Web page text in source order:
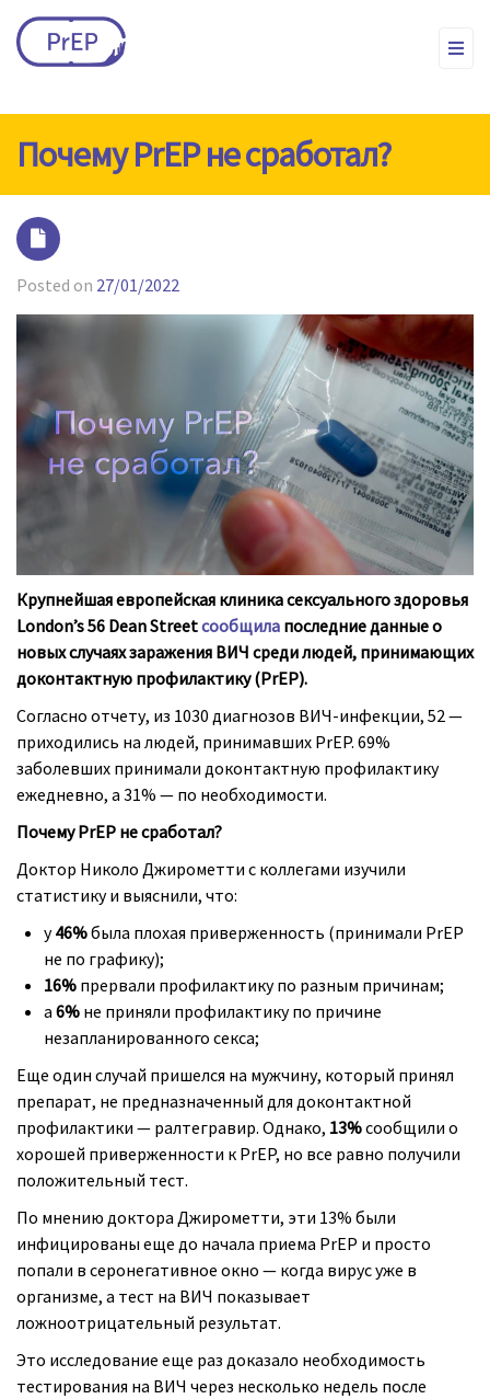
Почему PrEP не сработал?
Posted on 27/01/2022
Крупнейшая европейская клиника сексуального здоровья
London’s 56 Dean Streetсообщила последние данные о
новых случаях заражения ВИЧ среди людей, принимающих
доконтактную профилактику (PrEP).
Согласно отчету, из 1030 диагнозов ВИЧ-инфекции, 52 —
приходились на людей, принимавших PrEP. 69%
заболевших принимали доконтактную профилактику
ежедневно, а 31% — по необходимости.
Почему PrEP не сработал?
Доктор Николо Джирометти с коллегами изучили
статистику и выяснили, что:
у46%была плохая приверженность (принимали PrEP
не по графику);
16% прервали профилактику по разным причинам;
а 6% не приняли профилактику по причине
незапланированного секса;
Еще один случай пришелся на мужчину, который принял
препарат, не предназначенный для доконтактной
профилактики — ралтегравир. Однако, 13%сообщили о
хорошей приверженности к PrEP, но все равно получили
положительный тест.
По мнению доктора Джирометти, эти 13% были
инфицированы еще до начала приема PrEP и просто
попали в серонегативное окно — когда вирус уже в
организме, а тест на ВИЧ показывает
ложноотрицательный результат.
Это исследование еще раз доказало необходимость
тестирования на ВИЧ через несколько недель после